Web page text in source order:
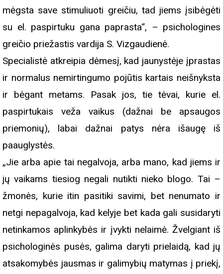
mėgsta save stimuliuoti greičiu, tad jiems įsibėgėti
su el. paspirtuku gana paprasta“, – psichologines
greičio priežastis vardija S. Vizgaudienė.
Specialistė atkreipia dėmesį, kad jaunystėje įprastas
ir normalus nemirtingumo pojūtis kartais neišnyksta
ir bėgant metams. Pasak jos, tie tėvai, kurie el.
paspirtukais veža vaikus (dažnai be apsaugos
priemonių), labai dažnai patys nėra išaugę iš
paauglystės.
„Jie arba apie tai negalvoja, arba mano, kad jiems ir
jų vaikams tiesiog negali nutikti nieko blogo. Tai –
žmonės, kurie itin pasitiki savimi, bet nenumato ir
netgi nepagalvoja, kad kelyje bet kada gali susidaryti
netinkamos aplinkybės ir įvykti nelaimė. Žvelgiant iš
psichologinės pusės, galima daryti prielaidą, kad jų
atsakomybės jausmas ir galimybių matymas į priekį,